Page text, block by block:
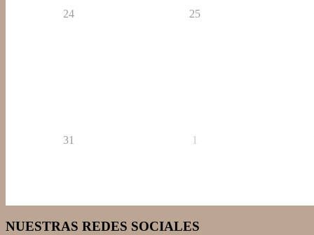
24 25
31 1
NUESTRAS REDES SOCIALES